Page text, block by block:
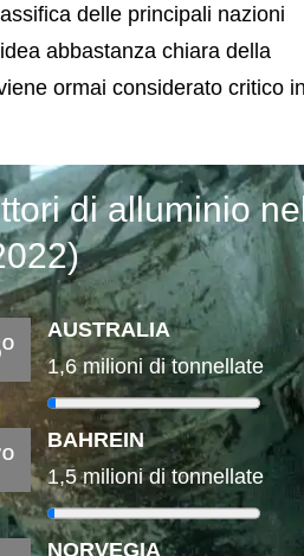
delle principali nazioni
abbastanza chiara della
ormai considerato critico
di alluminio
AUSTRALIA
1,6 milioni di tonnellate
BAHREIN
1,5 milioni di tonnellate
NORVEGIA